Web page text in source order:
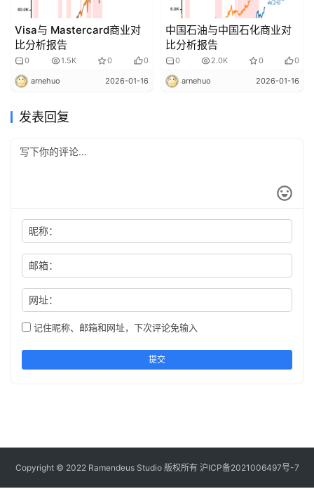
Visa与 Mastercard商业对
比分析报告
0 1.5K 0 0
arnehuo 2026-01-16
中国石油与中国石化商业对
比分析报告
0 2.0K 0 0
arnehuo 2026-01-16
发表回复
昵称：
邮箱：
网址：
记住昵称、邮箱和网址，下次评论免输入
提交
Copyright © 2022 Ramendeus Studio 版权所有 沪ICP备2021006497号-7